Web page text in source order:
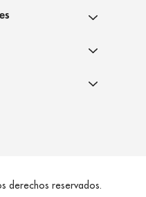
derechos reservados.